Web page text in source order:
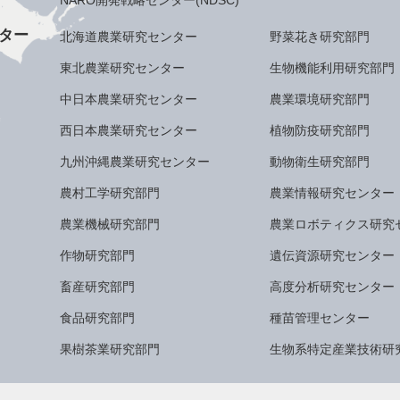
ー 北海道農業研究センター
東北農業研究センター
中日本農業研究センター
西日本農業研究センター
九州沖縄農業研究センター
農村工学研究部門
農業機械研究部門
作物研究部門
畜産研究部門
食品研究部門
果樹茶業研究部門
野菜花き研究部門
生物機能利用研究部門
農業環境研究部門
植物防疫研究部門
動物衛生研究部門
農業情報研究センター
農業ロボティクス研究
遺伝資源研究センター
高度分析研究センター
種苗管理センター
生物系特定産業技術研